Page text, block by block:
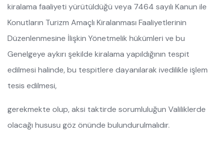
kiralama faaliyeti yürütüldüğü veya 7464 sayılı Kanun ile
Konutların Turizm Amaçlı Kiralanması Faaliyetlerinin
Düzenlenmesine İlişkin Yönetmelik hükümleri ve bu
Genelgeye aykırı şekilde kiralama yapıldığının tespit
edilmesi halinde, bu tespitlere dayanılarak ivedilikle işlem
tesis edilmesi,
gerekmekte olup, aksi taktirde sorumluluğun Valiliklerde
olacağı hususu göz önünde bulundurulmalıdır.